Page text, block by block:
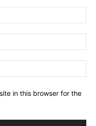
in this browser for the